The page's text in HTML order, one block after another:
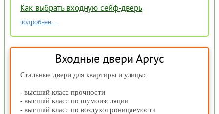
Входные двери Аргус
Стальные двери для квартиры и улицы:
- высший класс прочности
- высший класс по шумоизоляции
- высший класс по воздухопроницаемости
15:59
Как выбрать входную сейф-дверь
подробнее...